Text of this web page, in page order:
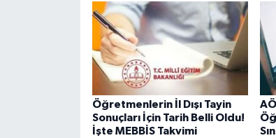
Öğretmenlerin İl Dışı Tayin
Sonuçları İçin Tarih Belli Oldu!
İşte MEBBİS Takvimi